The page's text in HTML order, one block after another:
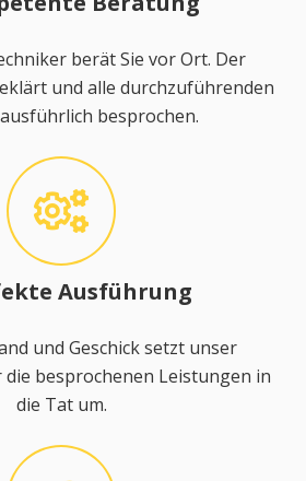
berät Sie vor Ort. Der
und alle durchzuführenden
besprochen.
Ausführung
und Geschick setzt unser
besprochenen Leistungen in
die Tat um.